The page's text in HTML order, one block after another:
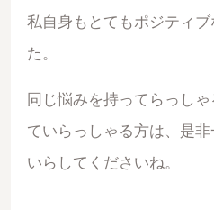
私自身もとてもポジティ
た。
同じ悩みを持ってらっし
ていらっしゃる方は、是
いらしてくださいね。